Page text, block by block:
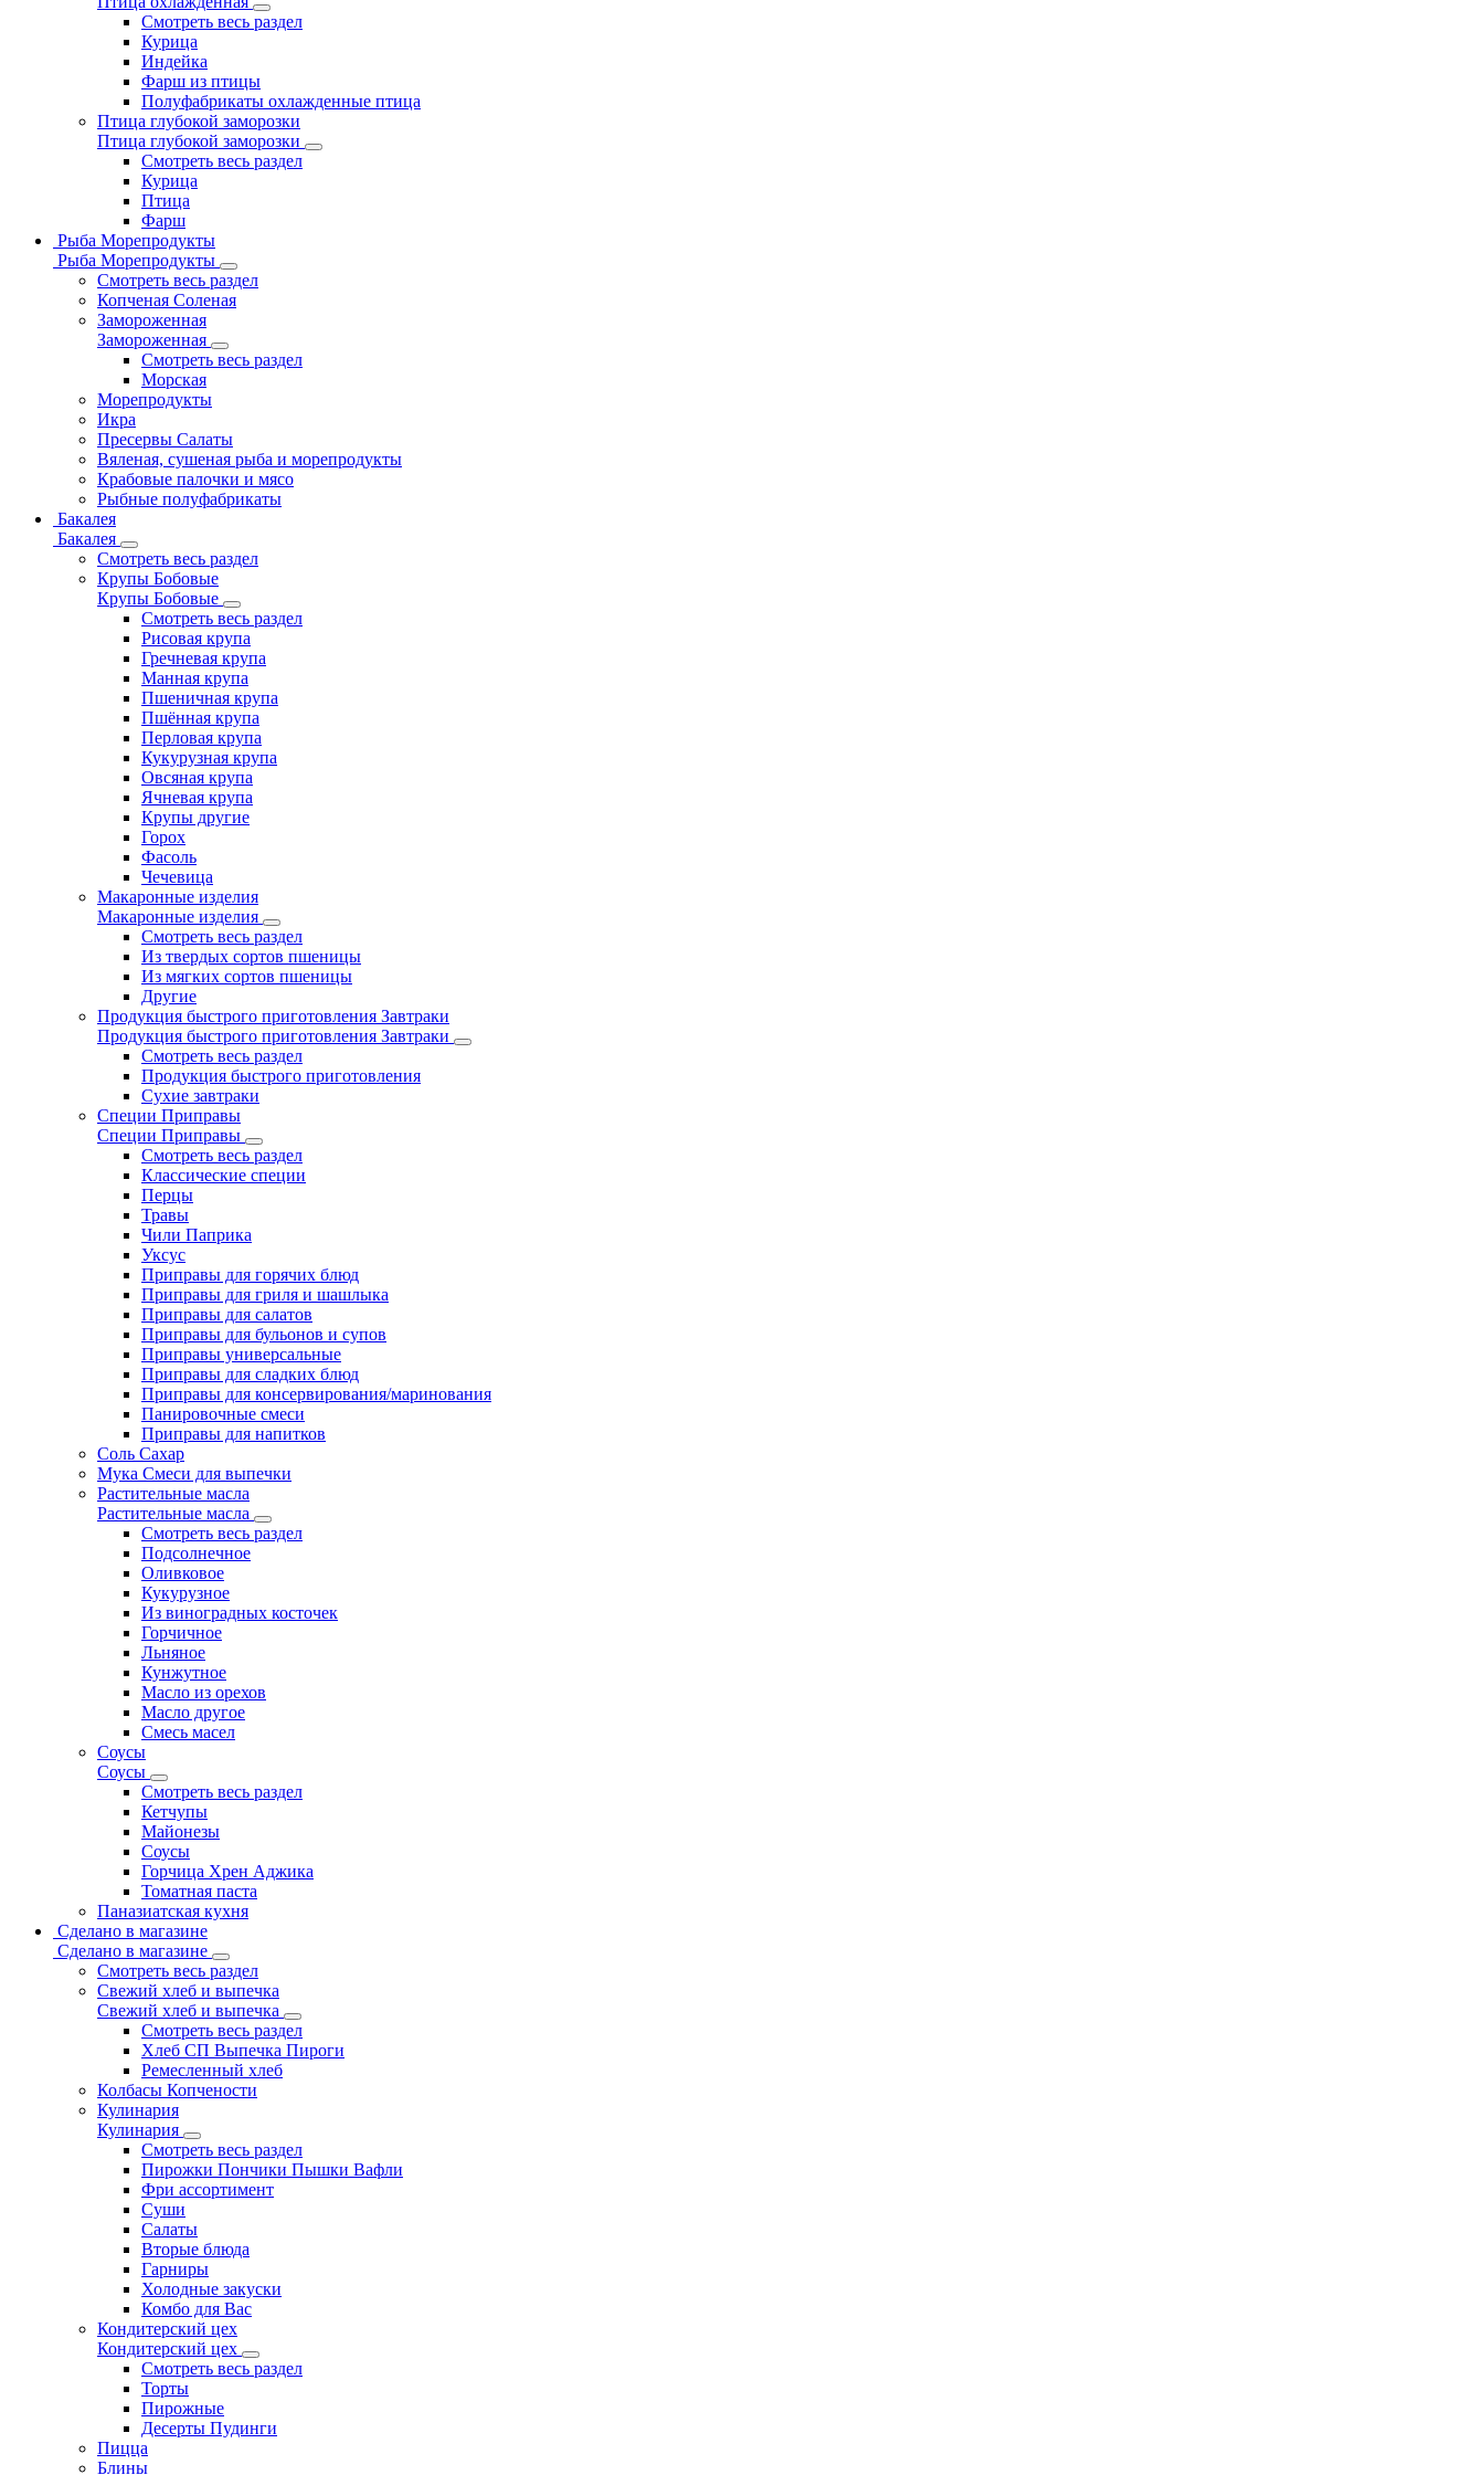
Смотреть весь раздел
Курица
Индейка
Фарш из птицы
Полуфабрикаты охлажденные птица
Птица глубокой заморозки
Птица глубокой заморозки
Смотреть весь раздел
Курица
Птица
Фарш
Рыба Морепродукты
Рыба Морепродукты
Смотреть весь раздел
Копченая Соленая
Замороженная
Замороженная
Смотреть весь раздел
Морская
Морепродукты
Икра
Пресервы Салаты
Вяленая, сушеная рыба и морепродукты
Крабовые палочки и мясо
Рыбные полуфабрикаты
Бакалея
Бакалея
Смотреть весь раздел
Крупы Бобовые
Крупы Бобовые
Смотреть весь раздел
Рисовая крупа
Гречневая крупа
Манная крупа
Пшеничная крупа
Пшённая крупа
Перловая крупа
Кукурузная крупа
Овсяная крупа
Ячневая крупа
Крупы другие
Горох
Фасоль
Чечевица
Макаронные изделия
Макаронные изделия
Смотреть весь раздел
Из твердых сортов пшеницы
Из мягких сортов пшеницы
Другие
Продукция быстрого приготовления Завтраки
Продукция быстрого приготовления Завтраки
Смотреть весь раздел
Продукция быстрого приготовления
Сухие завтраки
Специи Приправы
Специи Приправы
Смотреть весь раздел
Классические специи
Перцы
Травы
Чили Паприка
Уксус
Приправы для горячих блюд
Приправы для гриля и шашлыка
Приправы для салатов
Приправы для бульонов и супов
Приправы универсальные
Приправы для сладких блюд
Приправы для консервирования/маринования
Панировочные смеси
Приправы для напитков
Соль Сахар
Мука Смеси для выпечки
Растительные масла
Растительные масла
Смотреть весь раздел
Подсолнечное
Оливковое
Кукурузное
Из виноградных косточек
Горчичное
Льняное
Кунжутное
Масло из орехов
Масло другое
Смесь масел
Соусы
Соусы
Смотреть весь раздел
Кетчупы
Майонезы
Соусы
Горчица Хрен Аджика
Томатная паста
Паназиатская кухня
Сделано в магазине
Сделано в магазине
Смотреть весь раздел
Свежий хлеб и выпечка
Свежий хлеб и выпечка
Смотреть весь раздел
Хлеб СП Выпечка Пироги
Ремесленный хлеб
Колбасы Копчености
Кулинария
Кулинария
Смотреть весь раздел
Пирожки Пончики Пышки Вафли
Фри ассортимент
Суши
Салаты
Вторые блюда
Гарниры
Холодные закуски
Комбо для Вас
Кондитерский цех
Кондитерский цех
Смотреть весь раздел
Торты
Пирожные
Десерты Пудинги
Пицца
Блины